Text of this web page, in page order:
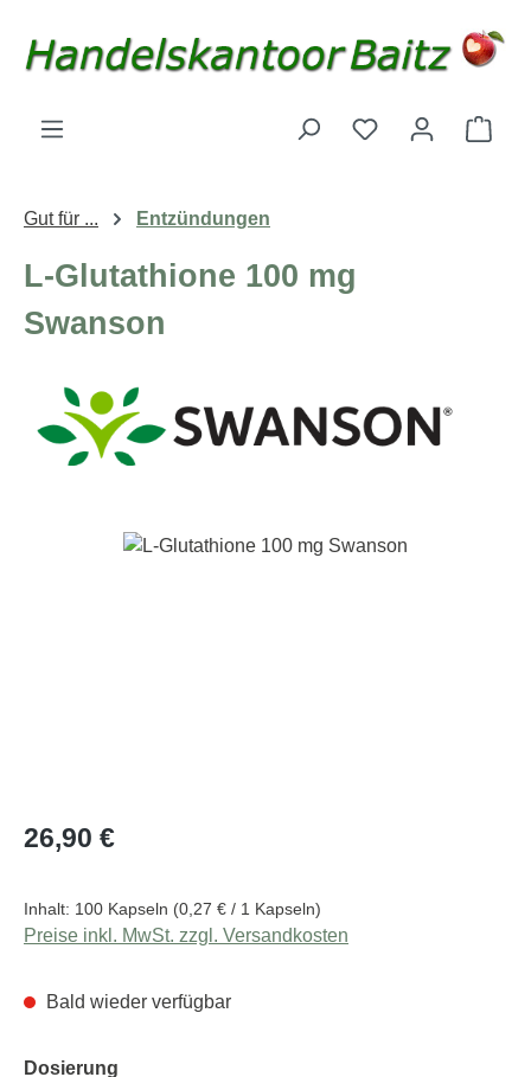
Du hast 0
Gut für ... Entzündungen
L-Glutathione 100 mg
Swanson
Bildergalerie überspringen
Regulärer Preis:
26,90 €
Inhalt: 100 Kapseln (0,27 € / 1 Kapseln)
Preise inkl. MwSt. zzgl. Versandkosten
Bald wieder verfügbar
Dosierung